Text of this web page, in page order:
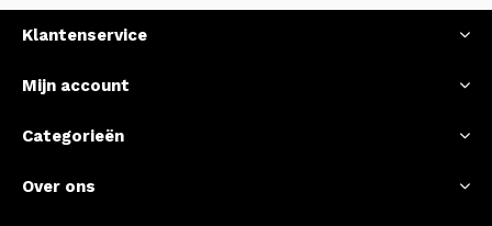
Klantenservice
Mijn account
Categorieën
Over ons